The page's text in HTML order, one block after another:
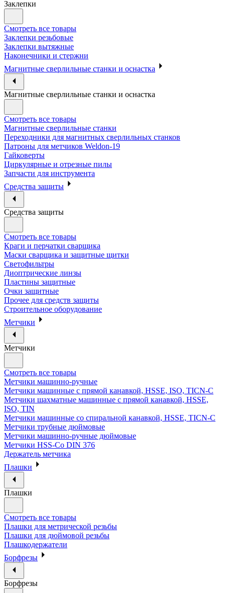
Заклепки
Смотреть все товары
Заклепки резьбовые
Заклепки вытяжные
Наконечники и стержни
Магнитные сверлильные станки и оснастка
Магнитные сверлильные станки и оснастка
Смотреть все товары
Магнитные сверлильные станки
Переходники для магнитных сверлильных станков
Патроны для метчиков Weldon-19
Гайковерты
Циркулярные и отрезные пилы
Запчасти для инструмента
Средства защиты
Средства защиты
Смотреть все товары
Краги и перчатки сварщика
Маски сварщика и защитные щитки
Светофильтры
Диоптрические линзы
Пластины защитные
Очки защитные
Прочее для средств защиты
Строительное оборудование
Метчики
Метчики
Смотреть все товары
Метчики машинно-ручные
Метчики машинные с прямой канавкой, HSSE, ISO, TICN-C
Метчики шахматные машинные с прямой канавкой, HSSE,
ISO, TIN
Метчики машинные со спиральной канавкой, HSSE, TICN-C
Метчики трубные дюймовые
Метчики машинно-ручные дюймовые
Метчики HSS-Co DIN 376
Держатель метчика
Плашки
Плашки
Смотреть все товары
Плашки для метрической резьбы
Плашки для дюймовой резьбы
Плашкодержатели
Борфрезы
Борфрезы